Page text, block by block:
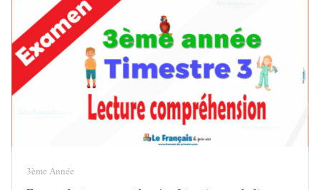
3ème Année